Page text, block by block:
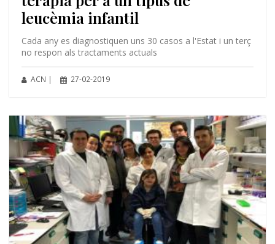
leucèmia infantil
Cada any es diagnostiquen uns 30 casos a l'Estat i un terç
no respon als tractaments actuals
ACN | 27-02-2019